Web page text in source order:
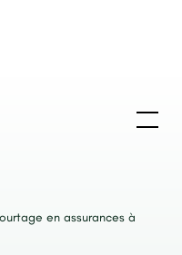
en assurances à